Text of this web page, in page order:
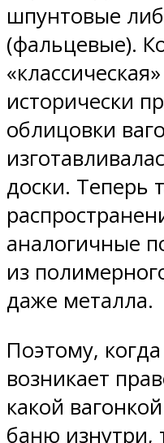
шпунтовые
(фальцевые).
исторически
облицовки
доски. Теперь
аналогичные
из
даже металла.
Поэтому,
возникает
какой
баню изнутри,